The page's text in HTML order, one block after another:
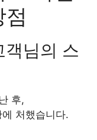
객님의 스
후,
처했습니다.